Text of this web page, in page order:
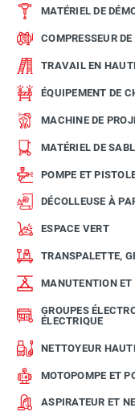
MATÉRIEL DE
COMPRESSEUR
TRAVAIL EN
ÉQUIPEMENT DE
MACHINE DE
MATÉRIEL DE
POMPE ET
DÉCOLLEUSE À
ESPACE VERT
TRANSPALETTE,
MANUTENTION ET
GROUPES
ÉLECTRIQUE
NETTOYEUR
MOTOPOMPE ET
ASPIRATEUR ET